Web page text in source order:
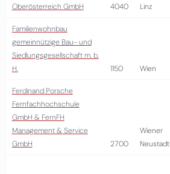
Oberösterreich GmbH
4040 Linz
Familienwohnbau
gemeinnützige Bau- und
Siedlungsgesellschaft m. b.
H.
1150 Wien
Ferdinand Porsche
Fernfachhochschule
GmbH & FernFH
Management & Service
GmbH
2700
Wiener
Neustadt